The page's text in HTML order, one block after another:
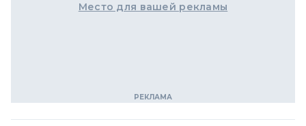
Место для вашей рекламы